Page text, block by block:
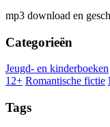
mp3 download en
Categorieën
Jeugd- en kinderboeken
12+ Romantische fictie
Tags